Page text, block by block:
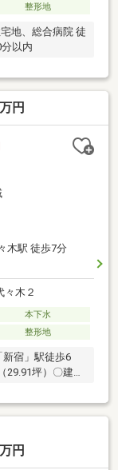
整形地
地、総合病院 徒
以内
円
木駅 徒歩7分
々木２
本下水
整形地
宿」駅徒歩6
29.91坪）〇建物
円